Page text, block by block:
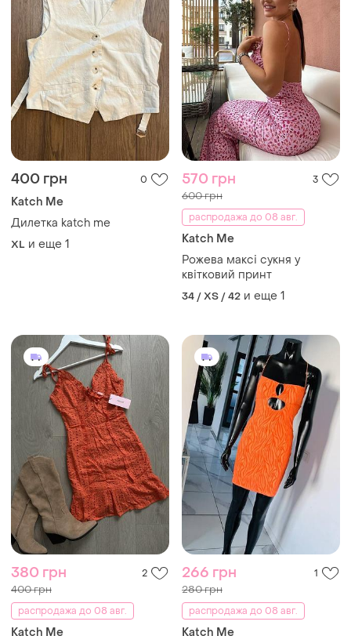
400 грн 0
Katch Me
Дилетка katch me
XL и еще 1
570 грн 3
600 грн
распродажа до 08 авг.
Katch Me
Рожева максі сукня у
квітковий принт
34 / XS / 42 и еще 1
380 грн 2
400 грн
распродажа до 08 авг.
Katch Me
266 грн 1
280 грн
распродажа до 08 авг.
Katch Me